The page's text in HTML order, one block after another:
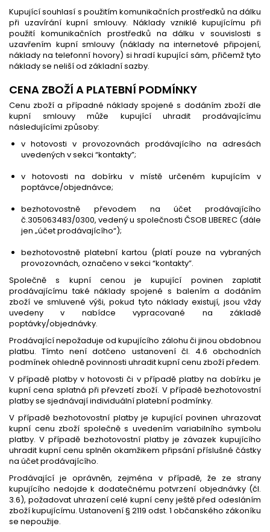
Kupující souhlasí s použitím komunikačních prostředků na dálku
při uzavírání kupní smlouvy. Náklady vzniklé kupujícímu při
použití komunikačních prostředků na dálku v souvislosti s
uzavřením kupní smlouvy (náklady na internetové připojení,
náklady na telefonní hovory) si hradí kupující sám, přičemž tyto
náklady se neliší od základní sazby.
CENA ZBOŽÍ A PLATEBNÍ PODMÍNKY
Cenu zboží a případné náklady spojené s dodáním zboží dle
kupní smlouvy může kupující uhradit prodávajícímu
následujícími způsoby:
v hotovosti v provozovnách prodávajícího na adresách
uvedených v sekci “kontakty”;
v hotovosti na dobírku v místě určeném kupujícím v
poptávce/objednávce;
bezhotovostně převodem na účet prodávajícího
č.305063483/0300, vedený u společnosti ČSOB LIBEREC (dále
jen „účet prodávajícího“);
bezhotovostně platební kartou (platí pouze na vybraných
provozovnách, označeno v sekci “kontakty”.
Společně s kupní cenou je kupující povinen zaplatit
prodávajícímu také náklady spojené s balením a dodáním
zboží ve smluvené výši, pokud tyto náklady existují, jsou vždy
uvedeny v nabídce vypracované na základě
poptávky/objednávky.
Prodávající nepožaduje od kupujícího zálohu či jinou obdobnou
platbu. Tímto není dotčeno ustanovení čl. 4.6 obchodních
podmínek ohledně povinnosti uhradit kupní cenu zboží předem.
V případě platby v hotovosti či v případě platby na dobírku je
kupní cena splatná při převzetí zboží. V případě bezhotovostní
platby se sjednávají individuální platební podmínky.
V případě bezhotovostní platby je kupující povinen uhrazovat
kupní cenu zboží společně s uvedením variabilního symbolu
platby. V případě bezhotovostní platby je závazek kupujícího
uhradit kupní cenu splněn okamžikem připsání příslušné částky
na účet prodávajícího.
Prodávající je oprávněn, zejména v případě, že ze strany
kupujícího nedojde k dodatečnému potvrzení objednávky (čl.
3.6), požadovat uhrazení celé kupní ceny ještě před odesláním
zboží kupujícímu. Ustanovení § 2119 odst. 1 občanského zákoníku
se nepoužije.